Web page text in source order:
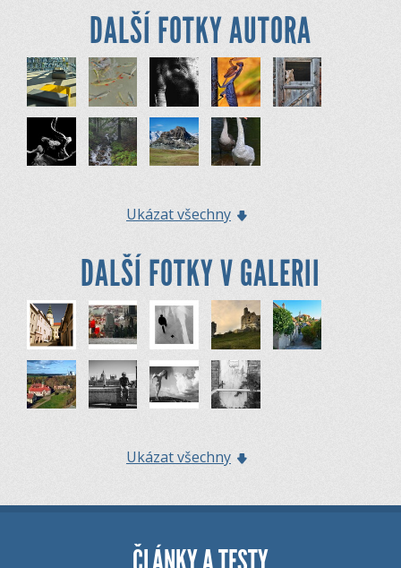
DALŠÍ FOTKY AUTORA
Ukázat všechny
DALŠÍ FOTKY V GALERII
Ukázat všechny